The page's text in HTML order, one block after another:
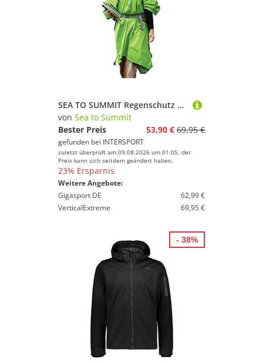
SEA TO SUMMIT Regenschutz 70D Tarp Poncho Green Green
von Sea to Summit
Bester Preis
53,90 € 69,95 €
gefunden bei INTERSPORT
zuletzt überprüft am 09.08.2026 um 01:05; der
Preis kann sich seitdem geändert haben.
23% Ersparnis
Weitere Angebote:
Gigasport DE
62,99 €
VerticalExtreme
69,95 €
- 38%